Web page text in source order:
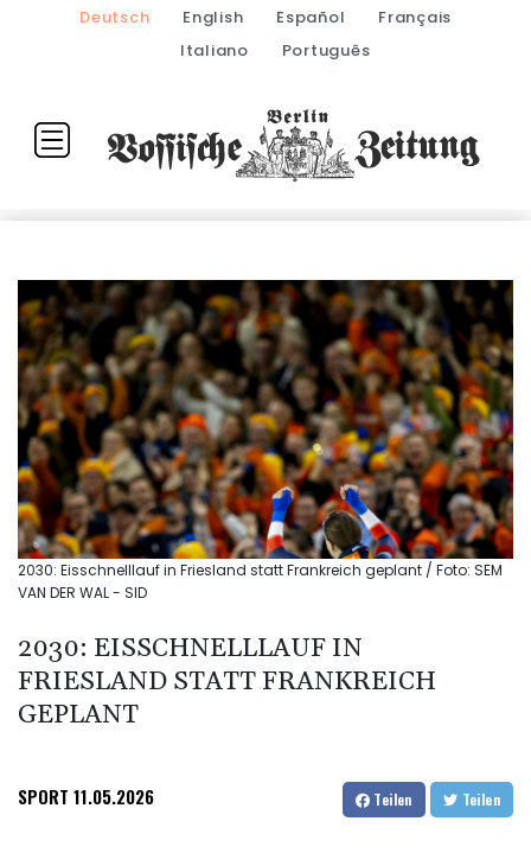
Deutsch English Español
Français
Italiano
Português
2030: Eisschnelllauf in Friesland statt Frankreich geplant / Foto: SEM
VAN DER WAL - SID
2030: EISSCHNELLLAUF IN
FRIESLAND STATT FRANKREICH
GEPLANT
SPORT 11.05.2026 Teilen Teilen